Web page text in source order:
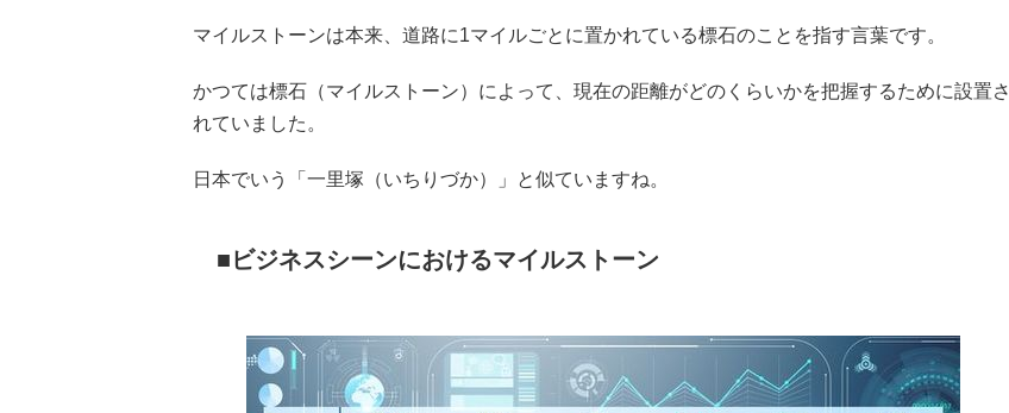
マイルストーンは本来、道路に1マイルごとに置かれている標石のことを指す言葉です。
かつては標石（マイルストーン）によって、現在の距離がどのくらいかを把握するために設置さ
れていました。
日本でいう「一里塚（いちりづか）」と似ていますね。
ビジネスシーンにおけるマイルストーン